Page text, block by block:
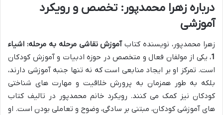
درباره زهرا محمدپور: تخصص و رویکرد
آموزشی
زهرا محمدپور، نویسنده کتابآموزش نقاشی مرحله به مرحله: اشیاء
1، یکی از مولفان فعال و متخصص در حوزه ادبیات و آموزش کودکان
است. تمرکز او بر ایجاد منابعی است که نه تنها جنبه آموزشی دارند،
بلکه به طور همزمان به پرورش خلاقیت و مهارت های شناختی
کودکان نیز کمک می کنند. رویکرد خانم محمدپور در تالیف کتاب
های آموزشی کودکان، مبتنی بر سادگی، وضوح و تعاملی بودن است. او